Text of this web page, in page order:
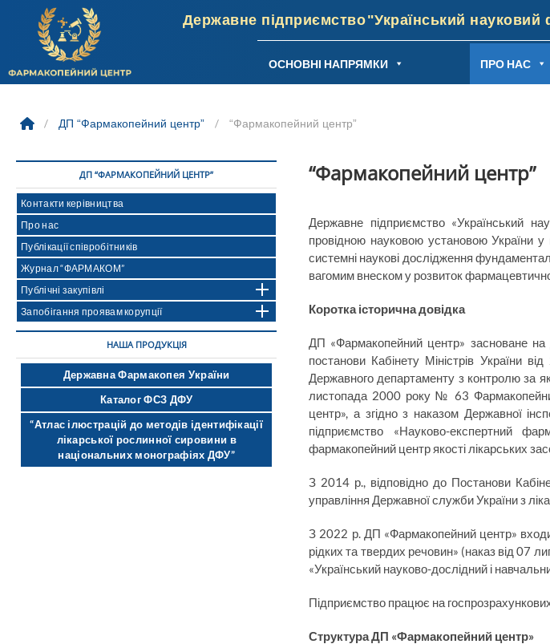
content
"Український науковий
ОСНОВНІ НАПРЯМКИ ПРО НАС
/ ДП “Фармакопейний центр” / “Фармакопейний центр”
“Фармакопейний центр”
Державне підприємство «Український
провідною науковою установою України у
системні наукові дослідження
вагомим внеском у розвиток
Коротка історична довідка
ДП «Фармакопейний центр» засноване
постанови Кабінету Міністрів України
Державного департаменту з контролю за
листопада 2000 року № 63
центр», а згідно з наказом Державної
підприємство «Науково-експертний
фармакопейний центр якості лікарських
З 2014 р., відповідно до Постанови
управління Державної служби України з
З 2022 р. ДП «Фармакопейний центр»
рідких та твердих речовин» (наказ від 07
«Український науково-дослідний і
Підприємство працює на
Структура ДП «Фармакопейний центр»
ДП “ФАРМАКОПЕЙНИЙ ЦЕНТР”
Контакти керівництва
Про нас
Публікації співробітників
Журнал “ФАРМАКОМ”
Публічні закупівлі
Запобігання проявам корупції
НАША ПРОДУКЦІЯ
Державна Фармакопея України
Каталог ФСЗ ДФУ
“Атлас ілюстрацій до методів ідентифікації
лікарської рослинної сировини в
національних монографіях ДФУ”